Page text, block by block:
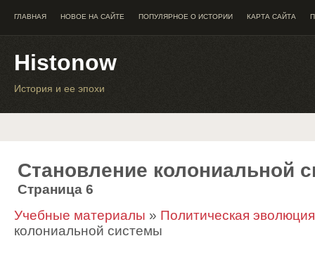
ГЛАВНАЯ НОВОЕ НА САЙТЕ ПОПУЛЯРНОЕ О ИСТОРИИ КАРТА САЙТА
Histonow
История и ее эпохи
Становление колониальной
Страница 6
Учебные материалы » Политическая
колониальной системы